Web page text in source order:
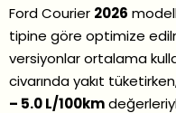
Ford Courier 2026
tipine göre optimize
versiyonlar ortalama
civarında yakıt
– 5.0 L/100km